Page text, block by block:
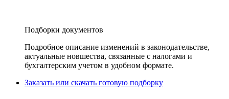
Подборки документов
Подробное описание изменений в законодательстве,
актуальные новшества, связанные с налогами и
бухгалтерским учетом в удобном формате.
Заказать или скачать готовую подборку